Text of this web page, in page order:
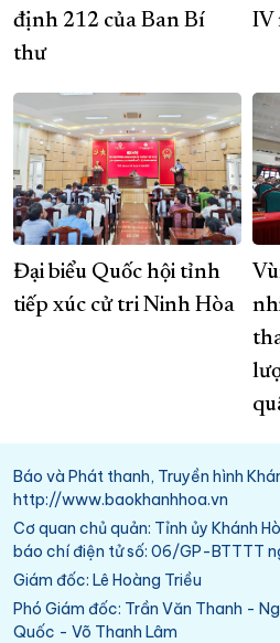
định 212 của Ban Bí
thư
IV
Đại biểu Quốc hội tỉnh
tiếp xúc cử tri Ninh Hòa
Báo và Phát thanh, Truyền hình
http://www.baokhanhhoa.vn
Cơ quan chủ quản: Tỉnh ủy Khánh
báo chí điện tử số: 06/GP-BTTTT
Giám đốc: Lê Hoàng Triều
Phó Giám đốc: Trần Văn Thanh -
Quốc - Võ Thanh Lâm